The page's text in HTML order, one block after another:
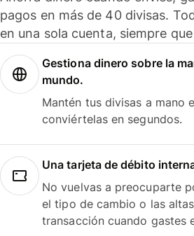
pagos en más de 40 divisas.
en una sola cuenta, siempre
Gestiona dinero sobre la
mundo.
Mantén tus divisas a mano
conviértelas en segundos.
Una tarjeta de débito
No vuelvas a preocuparte
el tipo de cambio o las
transacción cuando gastes